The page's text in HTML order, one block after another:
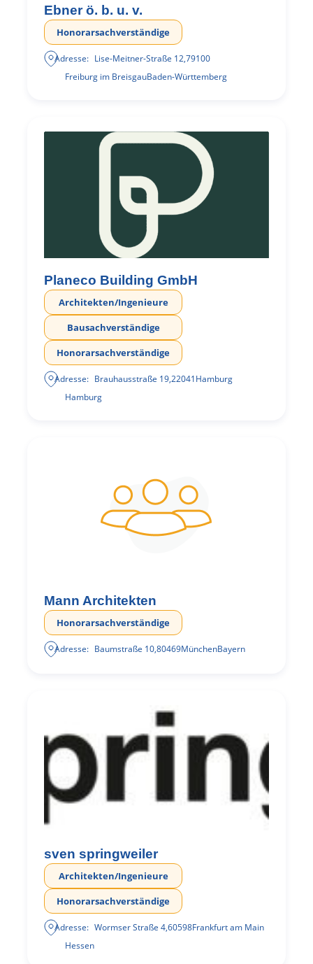
Ebner ö. b. u. v.
Honorarsachverständige
Adresse: Lise-Meitner-Straße 12,79100
Freiburg im BreisgauBaden-Württemberg
Planeco Building GmbH
Architekten/Ingenieure
Bausachverständige
Honorarsachverständige
Adresse: Brauhausstraße 19,22041Hamburg
Hamburg
Mann Architekten
Honorarsachverständige
Adresse: Baumstraße 10,80469MünchenBayern
sven springweiler
Architekten/Ingenieure
Honorarsachverständige
Adresse: Wormser Straße 4,60598Frankfurt am Main
Hessen